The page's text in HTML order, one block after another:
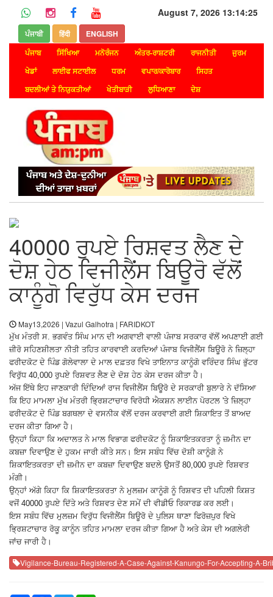
August 7, 2026 13:14:25
ਪੰਜਾਬੀ हिंदी
ENGLISH
ਪੰਜਾਬ
ਸਿੱਖਿਆ ਮਨੋਰੰਜਨ ਅੰਤਰ-ਰਾਸ਼ਟਰੀ ਰਾਜਨੀਤੀ
ਜੁਰਮ
ਖੇਡਾਂ
ਲਾਈਫ ਸਟਾਈਲ ਧਰਮ ਵਪਾਰ/ਕਾਰੋਬਾਰ
ਸਿਹਤ
ਬਦਲੀਆਂ ਤੇ ਨਿਯੁਕਤੀਆਂ
ਖੇਤੀਬਾੜੀ ਲੁਧਿਆਣਾ ਦੇਸ਼
40000 ਰੁਪਏ ਰਿਸ਼ਵਤ ਲੈਣ ਦੇ
ਦੋਸ਼ ਹੇਠ ਵਿਜੀਲੈਂਸ ਬਿਊਰੋ ਵੱਲੋਂ
ਕਾਨੂੰਗੋ ਵਿਰੁੱਧ ਕੇਸ ਦਰਜ
May13,2026 | Vazul Galhotra | FARIDKOT
ਮੁੱਖ ਮੰਤਰੀ ਸ. ਭਗਵੰਤ ਸਿੰਘ ਮਾਨ ਦੀ ਅਗਵਾਈ ਵਾਲੀ ਪੰਜਾਬ ਸਰਕਾਰ ਵੱਲੋਂ ਅਪਣਾਈ ਗਈ
ਜ਼ੀਰੋ ਸਹਿਣਸ਼ੀਲਤਾ ਨੀਤੀ ਤਹਿਤ ਕਾਰਵਾਈ ਕਰਦਿਆਂ ਪੰਜਾਬ ਵਿਜੀਲੈਂਸ ਬਿਊਰੋ ਨੇ ਜ਼ਿਲ੍ਹਾ
ਫਰੀਦਕੋਟ ਦੇ ਪਿੰਡ ਗੋਲੇਵਾਲਾ ਦੇ ਮਾਲ ਦਫ਼ਤਰ ਵਿਖੇ ਤਾਇਨਾਤ ਕਾਨੂੰਗੋ ਵਰਿੰਦਰ ਸਿੰਘ ਭੁੱਟਰ
ਵਿਰੁੱਧ 40,000 ਰੁਪਏ ਰਿਸ਼ਵਤ ਲੈਣ ਦੇ ਦੋਸ਼ ਹੇਠ ਕੇਸ ਦਰਜ ਕੀਤਾ ਹੈ।
ਅੱਜ ਇੱਥੇ ਇਹ ਜਾਣਕਾਰੀ ਦਿੰਦਿਆਂ ਰਾਜ ਵਿਜੀਲੈਂਸ ਬਿਊਰੋ ਦੇ ਸਰਕਾਰੀ ਬੁਲਾਰੇ ਨੇ ਦੱਸਿਆ
ਕਿ ਇਹ ਮਾਮਲਾ ਮੁੱਖ ਮੰਤਰੀ ਭ੍ਰਿਸ਼ਟਾਚਾਰ ਵਿਰੋਧੀ ਐਕਸ਼ਨ ਲਾਈਨ ਪੋਰਟਲ 'ਤੇ ਜ਼ਿਲ੍ਹਾ
ਫਰੀਦਕੋਟ ਦੇ ਪਿੰਡ ਬਗਥਲਾ ਦੇ ਵਸਨੀਕ ਵੱਲੋਂ ਦਰਜ ਕਰਵਾਈ ਗਈ ਸ਼ਿਕਾਇਤ ਤੋਂ ਬਾਅਦ
ਦਰਜ ਕੀਤਾ ਗਿਆ ਹੈ।
ਉਨ੍ਹਾਂ ਕਿਹਾ ਕਿ ਅਦਾਲਤ ਨੇ ਮਾਲ ਵਿਭਾਗ ਫਰੀਦਕੋਟ ਨੂੰ ਸ਼ਿਕਾਇਤਕਰਤਾ ਨੂੰ ਜ਼ਮੀਨ ਦਾ
ਕਬਜ਼ਾ ਦਿਵਾਉਣ ਦੇ ਹੁਕਮ ਜਾਰੀ ਕੀਤੇ ਸਨ। ਇਸ ਸਬੰਧ ਵਿੱਚ ਦੋਸ਼ੀ ਕਾਨੂੰਗੋ ਨੇ
ਸ਼ਿਕਾਇਤਕਰਤਾ ਦੀ ਜ਼ਮੀਨ ਦਾ ਕਬਜ਼ਾ ਦਿਵਾਉਣ ਬਦਲੇ ਉਸਤੋਂ 80,000 ਰੁਪਏ ਰਿਸ਼ਵਤ
ਮੰਗੀ।
ਉਨ੍ਹਾਂ ਅੱਗੇ ਕਿਹਾ ਕਿ ਸ਼ਿਕਾਇਤਕਰਤਾ ਨੇ ਮੁਲਜ਼ਮ ਕਾਨੂੰਗੋ ਨੂੰ ਰਿਸ਼ਵਤ ਦੀ ਪਹਿਲੀ ਕਿਸ਼ਤ
ਵਜੋਂ 40000 ਰੁਪਏ ਦਿੱਤੇ ਅਤੇ ਰਿਸ਼ਵਤ ਦੇਣ ਸਮੇਂ ਦੀ ਵੀਡੀਓ ਰਿਕਾਰਡ ਕਰ ਲਈ।
ਇਸ ਸਬੰਧ ਵਿੱਚ ਮੁਲਜ਼ਮ ਵਿਰੁੱਧ ਵਿਜੀਲੈਂਸ ਬਿਊਰੋ ਦੇ ਪੁਲਿਸ ਥਾਣਾ ਫਿਰੋਜ਼ਪੁਰ ਵਿਖੇ
ਭ੍ਰਿਸ਼ਟਾਚਾਰ ਰੋਕੂ ਕਾਨੂੰਨ ਤਹਿਤ ਮਾਮਲਾ ਦਰਜ ਕੀਤਾ ਗਿਆ ਹੈ ਅਤੇ ਕੇਸ ਦੀ ਅਗਲੇਰੀ
ਜਾਂਚ ਜਾਰੀ ਹੈ।
Vigilance-Bureau-Registered-A-Case-Against-Kanungo-For-Accepting-A-